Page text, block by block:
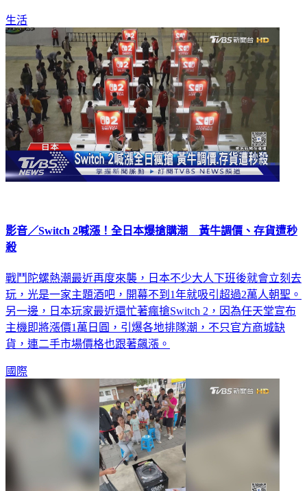
生活
影音／Switch 2喊漲！全日本爆搶購潮 黃牛調價、存貨遭秒
殺
戰鬥陀螺熱潮最近再度來襲，日本不少大人下班後就會立刻去
玩，光是一家主題酒吧，開幕不到1年就吸引超過2萬人朝聖。
另一邊，日本玩家最近還忙著瘋搶Switch 2，因為任天堂宣布
主機即將漲價1萬日圓，引爆各地排隊潮，不只官方商城缺
貨，連二手市場價格也跟著飆漲。
國際